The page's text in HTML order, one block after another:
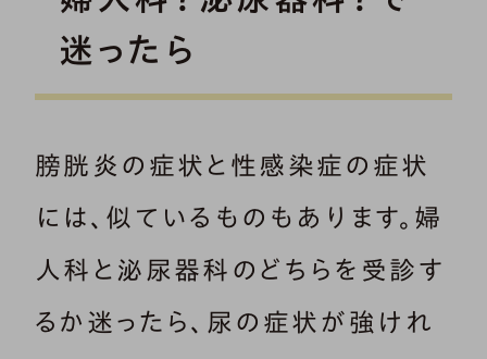
迷ったら
膀胱炎の症状と性感染症の症状
には、似ているものもあります。婦
人科と泌尿器科のどちらを受診す
るか迷ったら、尿の症状が強けれ